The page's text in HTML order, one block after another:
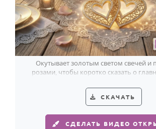
Окутывает золотым светом свечей
розами, чтобы коротко сказать о
СКАЧАТЬ
СДЕЛАТЬ ВИДЕО